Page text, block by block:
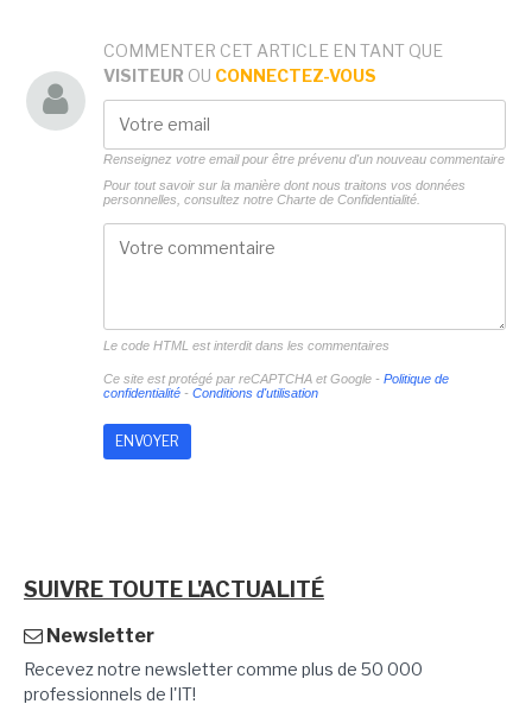
COMMENTER CET ARTICLE EN TANT QUE
VISITEUR OU CONNECTEZ-VOUS
Renseignez votre email pour être prévenu d'un nouveau commentaire
Pour tout savoir sur la manière dont nous traitons vos données
personnelles, consultez notre Charte de Confidentialité.
Le code HTML est interdit dans les commentaires
Ce site est protégé par reCAPTCHA et Google - Politique de
confidentialité- Conditions d'utilisation
SUIVRE TOUTE L'ACTUALITÉ
Newsletter
Recevez notre newsletter comme plus de 50 000
professionnels de l'IT!